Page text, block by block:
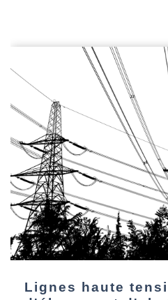
Lignes haute